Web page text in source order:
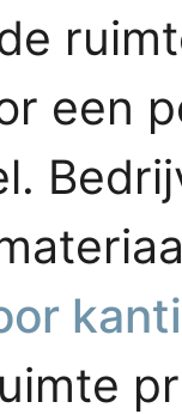
een